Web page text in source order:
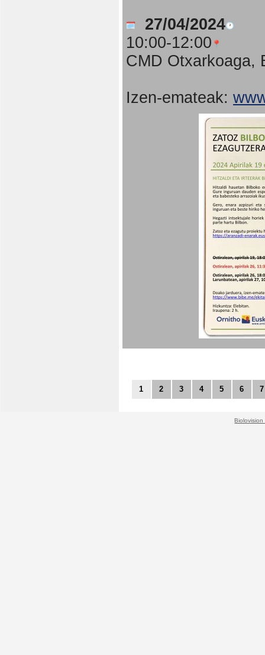
27/04/2024
10:00-12:00
CMD Otxarkoaga,
Izen-emateak:
1 2 3 4 5 6 7
Biolovision